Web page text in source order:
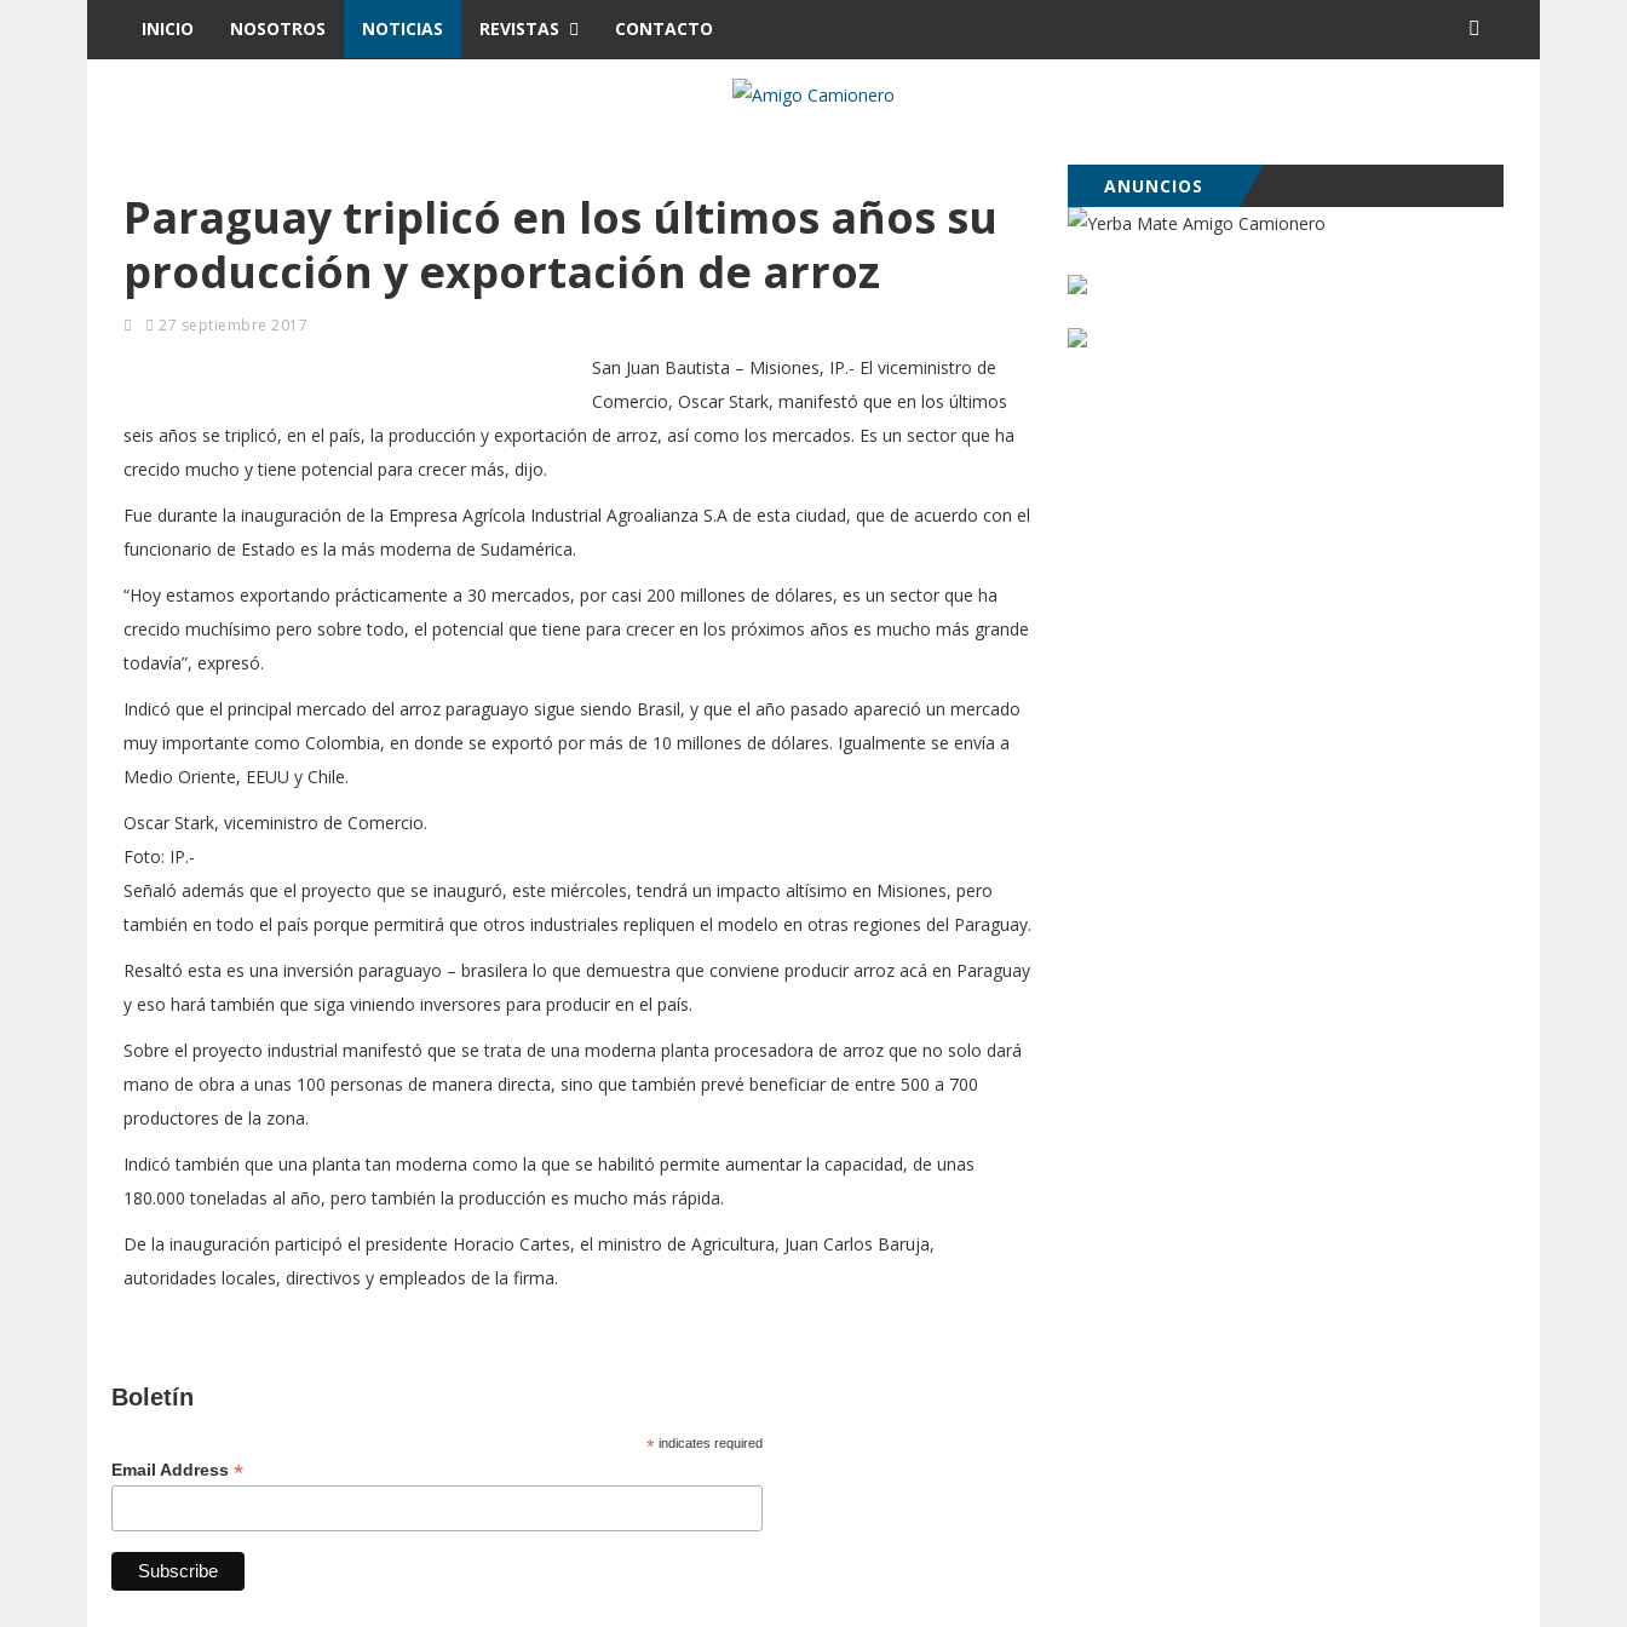
INICIO NOSOTROS NOTICIAS REVISTAS CONTACTO
Paraguay triplicó en los últimos años su
producción y exportación de arroz
27 septiembre 2017
San Juan Bautista – Misiones, IP.- El viceministro de
Comercio, Oscar Stark, manifestó que en los últimos
seis años se triplicó, en el país, la producción y exportación de arroz, así como los mercados. Es un sector que ha
crecido mucho y tiene potencial para crecer más, dijo.
Fue durante la inauguración de la Empresa Agrícola Industrial Agroalianza S.A de esta ciudad, que de acuerdo con el
funcionario de Estado es la más moderna de Sudamérica.
“Hoy estamos exportando prácticamente a 30 mercados, por casi 200 millones de dólares, es un sector que ha
crecido muchísimo pero sobre todo, el potencial que tiene para crecer en los próximos años es mucho más grande
todavía”, expresó.
Indicó que el principal mercado del arroz paraguayo sigue siendo Brasil, y que el año pasado apareció un mercado
muy importante como Colombia, en donde se exportó por más de 10 millones de dólares. Igualmente se envía a
Medio Oriente, EEUU y Chile.
Oscar Stark, viceministro de Comercio.
Foto: IP.-
Señaló además que el proyecto que se inauguró, este miércoles, tendrá un impacto altísimo en Misiones, pero
también en todo el país porque permitirá que otros industriales repliquen el modelo en otras regiones del Paraguay.
Resaltó esta es una inversión paraguayo – brasilera lo que demuestra que conviene producir arroz acá en Paraguay
y eso hará también que siga viniendo inversores para producir en el país.
Sobre el proyecto industrial manifestó que se trata de una moderna planta procesadora de arroz que no solo dará
mano de obra a unas 100 personas de manera directa, sino que también prevé beneficiar de entre 500 a 700
productores de la zona.
Indicó también que una planta tan moderna como la que se habilitó permite aumentar la capacidad, de unas
180.000 toneladas al año, pero también la producción es mucho más rápida.
De la inauguración participó el presidente Horacio Cartes, el ministro de Agricultura, Juan Carlos Baruja,
autoridades locales, directivos y empleados de la firma.
ANUNCIOS
Boletín
*indicates required
Email Address *